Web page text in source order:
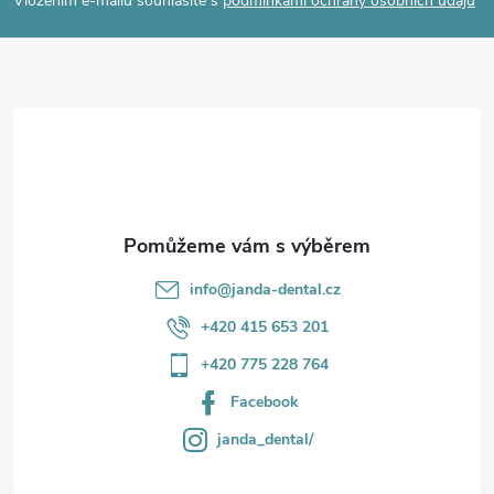
a
info@janda-dental.cz
+420 415 653 201
+420 775 228 764
Facebook
janda_dental/